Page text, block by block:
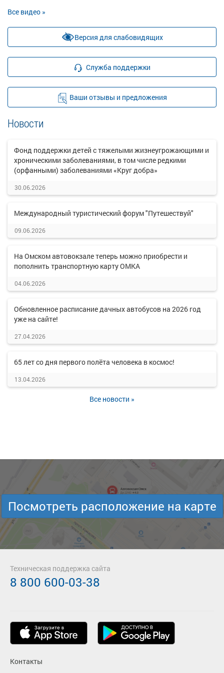
Все видео »
Версия для слабовидящих
Служба поддержки
Ваши отзывы и предложения
Новости
Фонд поддержки детей с тяжелыми жизнеугрожающими и
хроническими заболеваниями, в том числе редкими
(орфанными) заболеваниями «Круг добра»
30.06.2026
Международный туристический форум "Путешествуй"
09.06.2026
На Омском автовокзале теперь можно приобрести и
пополнить транспортную карту ОМКА
04.06.2026
Обновленное расписание дачных автобусов на 2026 год
уже на сайте!
27.04.2026
65 лет со дня первого полёта человека в космос!
13.04.2026
Все новости »
Посмотреть расположение на карте
Контакты
Техническая поддержка сайта
8 800 600-03-38